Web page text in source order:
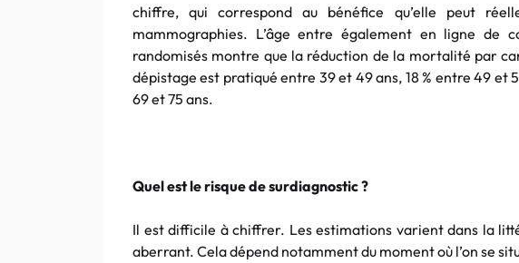
chiffre, qui correspond au bénéfice qu’elle peut
mammographies. L’âge entre également en ligne de
randomisés montre que la réduction de la mortalité par
dépistage est pratiqué entre 39 et 49 ans, 18 % entre 49 et
69 et 75 ans.
Quel est le risque de surdiagnostic ?
Il est difficile à chiffrer. Les estimations varient dans la
aberrant. Cela dépend notamment du moment où l’on se